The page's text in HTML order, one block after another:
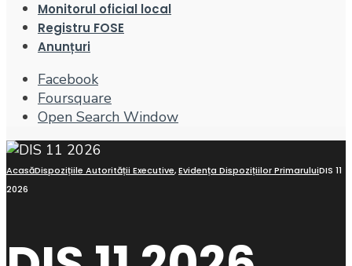
Monitorul oficial local
Registru FOSE
Anunțuri
Facebook
Foursquare
Open Search Window
AcasăDispozițiile Autorității Executive,Evidența Dispozițiilor PrimaruluiDIS 11
2026